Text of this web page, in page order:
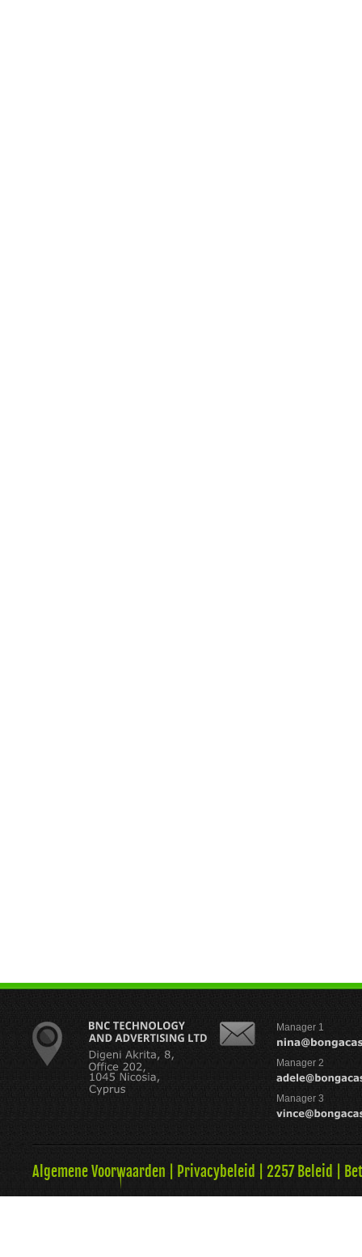
Manager 1
Manager 2
Manager 3
Algemene Voorwaarden Privacybeleid 2257 Beleid